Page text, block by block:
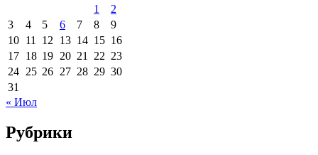
1
2
3
4 5 6 7 8
9
10 11 12 13 14 15 16
17 18 19 20 21 22 23
24 25 26 27 28 29 30
31
« Июл
Рубрики